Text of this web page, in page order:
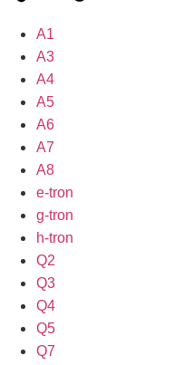
A1
A3
A4
A5
A6
A7
A8
e-tron
g-tron
h-tron
Q2
Q3
Q4
Q5
Q7